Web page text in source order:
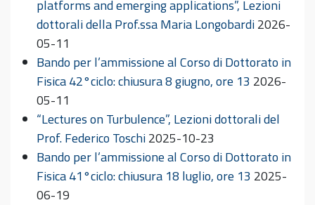
platforms and emerging applications”, Lezioni
dottorali della Prof.ssa Maria Longobardi2026-
05-11
Bando per l’ammissione al Corso di Dottorato in
Fisica 42°ciclo: chiusura 8 giugno, ore 13 2026-
05-11
“Lectures on Turbulence”, Lezioni dottorali del
Prof. Federico Toschi2025-10-23
Bando per l’ammissione al Corso di Dottorato in
Fisica 41°ciclo: chiusura 18 luglio, ore 13 2025-
06-19